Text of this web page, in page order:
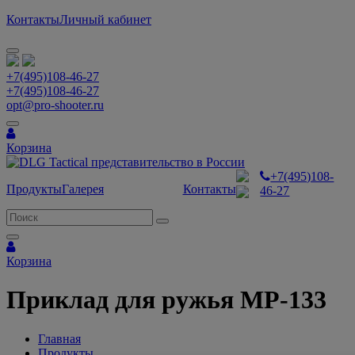
КонтактыЛичный кабинет
+7(495)108-46-27
+7(495)108-46-27
opt@pro-shooter.ru
Корзина
ПродуктыГалерея Контакты
+7(495)108-
46-27
Корзина
Приклад для ружья МР-133
Главная